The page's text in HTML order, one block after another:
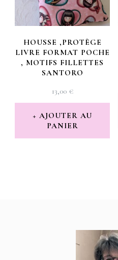
HOUSSE ,PROTÈGE
LIVRE FORMAT POCHE
, MOTIFS FILLETTES
SANTORO
13,00 €
AJOUTER AU
PANIER